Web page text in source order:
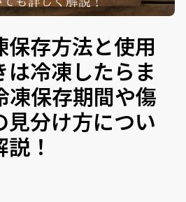
保存方法と使用
は冷凍したらま
凍保存期間や傷
見分け方につい
！